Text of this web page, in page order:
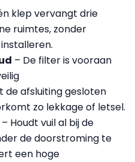
klep vervangt drie
ruimtes, zonder
– De filter is vooraan
de afsluiting gesloten
zo lekkage of letsel.
– Houdt vuil al bij de
de doorstroming te
een hoge